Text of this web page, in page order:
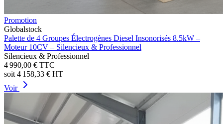
Promotion
Globalstock
Palette de 4 Groupes Électrogènes Diesel Insonorisés 8.5kW –
Moteur 10CV – Silencieux & Professionnel
Silencieux & Professionnel
4 990,00 € TTC
soit 4 158,33 € HT
Voir